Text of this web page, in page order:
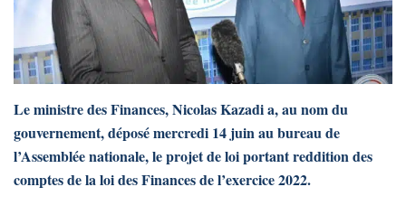
Le ministre des Finances, Nicolas Kazadi a, au nom du
gouvernement, déposé mercredi 14 juin au bureau de
l’Assemblée nationale, le projet de loi portant reddition des
comptes de la loi des Finances de l’exercice 2022.